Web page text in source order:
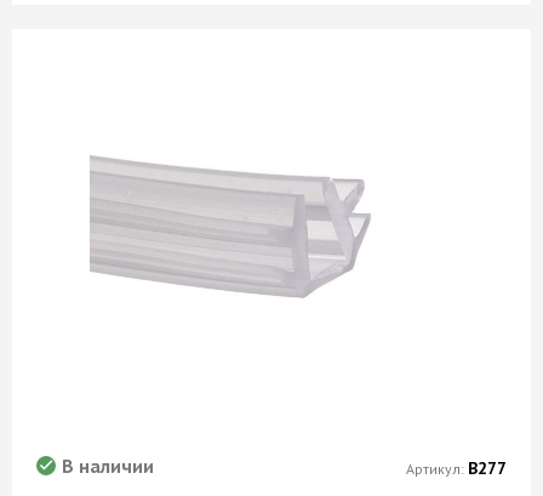
В наличии Артикул: В277